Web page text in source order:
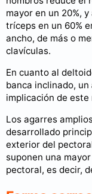
mayor en un 20%,
tríceps en un 60%
ancho, de más o
clavículas.
En cuanto al
banca inclinado, un
implicación de este
Los agarres
desarrollado
exterior del
suponen una
pectoral, es decir,